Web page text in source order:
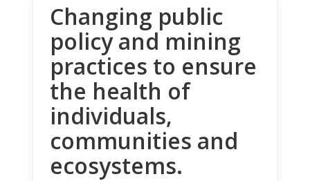
Changing public
policy and mining
practices to ensure
the health of
individuals,
communities and
ecosystems.